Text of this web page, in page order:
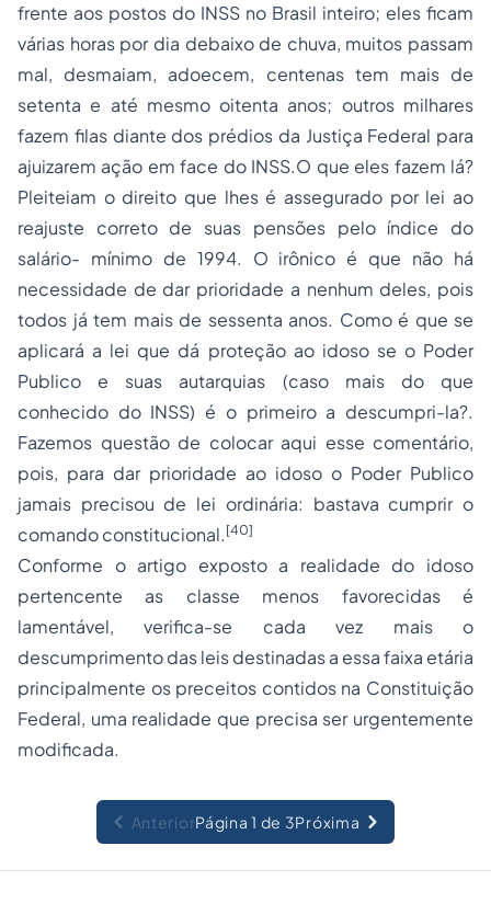
frente aos postos do INSS no Brasil inteiro; eles ficam
várias horas por dia debaixo de chuva, muitos passam
mal, desmaiam, adoecem, centenas tem mais de
setenta e até mesmo oitenta anos; outros milhares
fazem filas diante dos prédios da Justiça Federal para
ajuizarem ação em face do INSS.O que eles fazem lá?
Pleiteiam o direito que lhes é assegurado por lei ao
reajuste correto de suas pensões pelo índice do
salário- mínimo de 1994. O irônico é que não há
necessidade de dar prioridade a nenhum deles, pois
todos já tem mais de sessenta anos. Como é que se
aplicará a lei que dá proteção ao idoso se o Poder
Publico e suas autarquias (caso mais do que
conhecido do INSS) é o primeiro a descumpri-la?.
Fazemos questão de colocar aqui esse comentário,
pois, para dar prioridade ao idoso o Poder Publico
jamais precisou de lei ordinária: bastava cumprir o
comando constitucional. [40]
Conforme o artigo exposto a realidade do idoso
pertencente as classe menos favorecidas é
lamentável, verifica-se cada vez mais o
descumprimento das leis destinadas a essa faixa etária
principalmente os preceitos contidos na Constituição
Federal, uma realidade que precisa ser urgentemente
modificada.
AnteriorPágina 1 de 3Próxima